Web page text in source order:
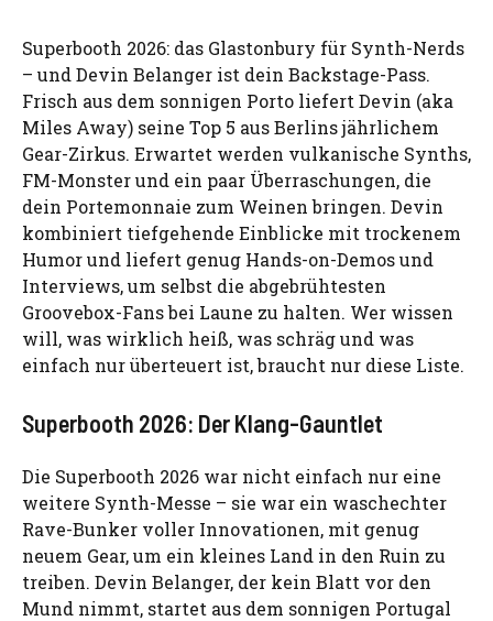
Superbooth 2026: das Glastonbury für Synth-Nerds
– und Devin Belanger ist dein Backstage-Pass.
Frisch aus dem sonnigen Porto liefert Devin (aka
Miles Away) seine Top 5 aus Berlins jährlichem
Gear-Zirkus. Erwartet werden vulkanische Synths,
FM-Monster und ein paar Überraschungen, die
dein Portemonnaie zum Weinen bringen. Devin
kombiniert tiefgehende Einblicke mit trockenem
Humor und liefert genug Hands-on-Demos und
Interviews, um selbst die abgebrühtesten
Groovebox-Fans bei Laune zu halten. Wer wissen
will, was wirklich heiß, was schräg und was
einfach nur überteuert ist, braucht nur diese Liste.
Superbooth 2026: Der Klang-Gauntlet
Die Superbooth 2026 war nicht einfach nur eine
weitere Synth-Messe – sie war ein waschechter
Rave-Bunker voller Innovationen, mit genug
neuem Gear, um ein kleines Land in den Ruin zu
treiben. Devin Belanger, der kein Blatt vor den
Mund nimmt, startet aus dem sonnigen Portugal